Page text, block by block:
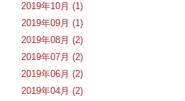
2019年10月 (1)
2019年09月 (1)
2019年08月 (2)
2019年07月 (2)
2019年06月 (2)
2019年04月 (2)